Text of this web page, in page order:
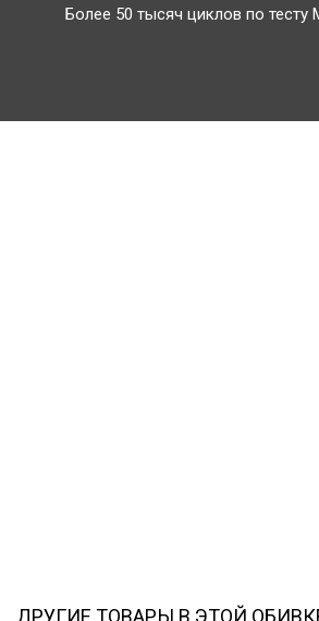
Более 50 тысяч циклов по тесту
ДРУГИЕ ТОВАРЫ В ЭТОЙ